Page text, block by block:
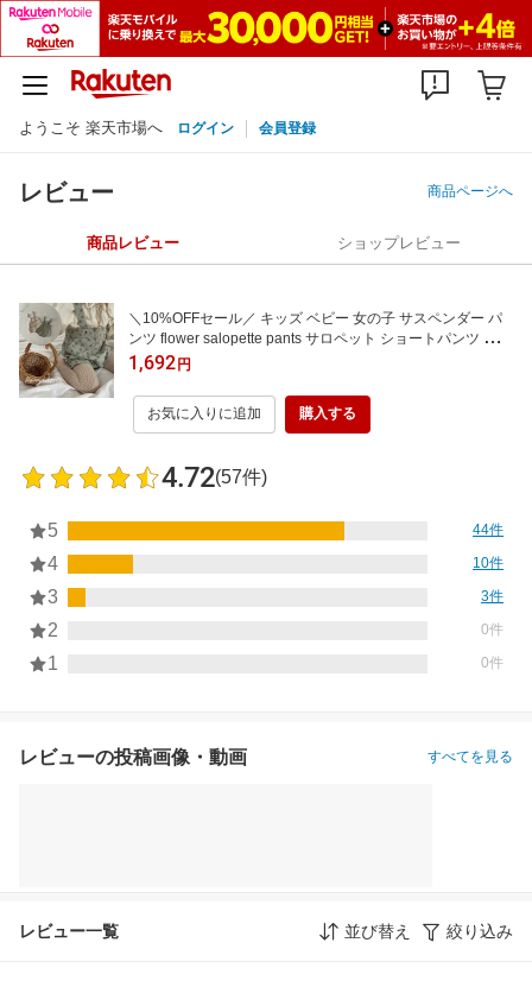
ようこそ 楽天市場へ ログイン 会員登録
レビュー 商品ページへ
商品レビュー ショップレビュー
＼10%OFFセール／ キッズ ベビー 女の子 サスペンダー パ
ンツ flower salopette pants サロペット ショートパンツ 花柄
赤ちゃん コットン 可愛い 韓国 風 60cm 70cm 80cm 90cm
海外 輸入 子供服 春 夏 秋 冬 オールシーズン 送料無料
1,692円
お気に入りに追加 購入する
4.72(57件)
5 44件
4 10件
3 3件
2 0件
1 0件
レビューの投稿画像・動画 すべてを見る
レビュー一覧 並び替え 絞り込み